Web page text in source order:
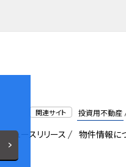
関連サイト 投資用不動産
ニュースリリース 物件情報に